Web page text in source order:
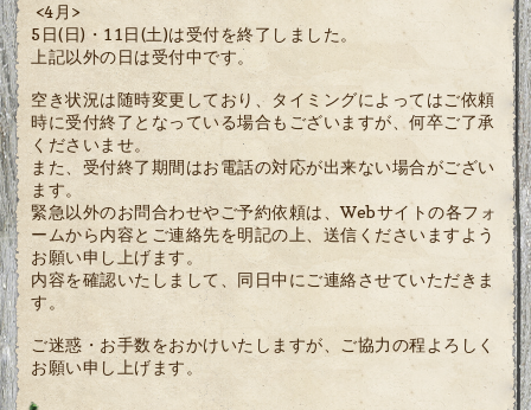
<4月>
5日(日)・11日(土)は受付を終了しました。
上記以外の日は受付中です。
空き状況は随時変更しており、タイミングによってはご依頼
時に受付終了となっている場合もございますが、何卒ご了承
くださいませ。
また、受付終了期間はお電話の対応が出来ない場合がござい
ます。
緊急以外のお問合わせやご予約依頼は、Webサイトの各フォ
ームから内容とご連絡先を明記の上、送信くださいますよう
お願い申し上げます。
内容を確認いたしまして、同日中にご連絡させていただきま
す。
ご迷惑・お手数をおかけいたしますが、ご協力の程よろしく
お願い申し上げます。